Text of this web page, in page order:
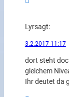
Lyrsagt:
3.2.2017 11:17
dort steht
gleichem
Ihr deutet da